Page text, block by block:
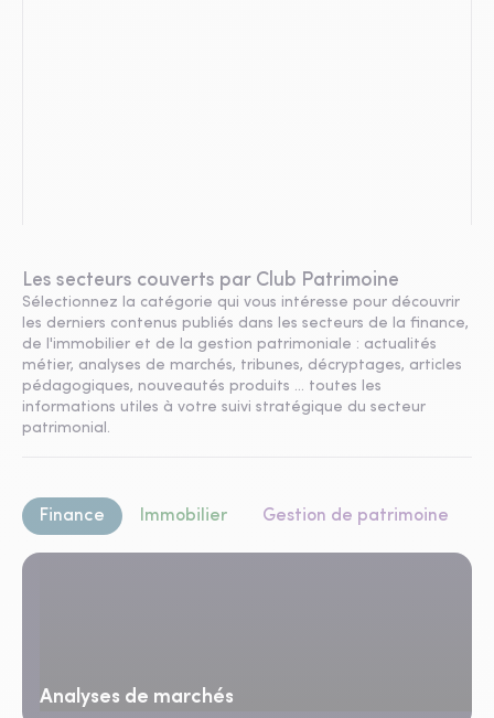
Les secteurs couverts par Club Patrimoine
Sélectionnez la catégorie qui vous intéresse pour découvrir
les derniers contenus publiés dans les secteurs de la finance,
de l'immobilier et de la gestion patrimoniale : actualités
métier, analyses de marchés, tribunes, décryptages, articles
pédagogiques, nouveautés produits ... toutes les
informations utiles à votre suivi stratégique du secteur
patrimonial.
Finance Immobilier Gestion de patrimoine
Analyses de marchés